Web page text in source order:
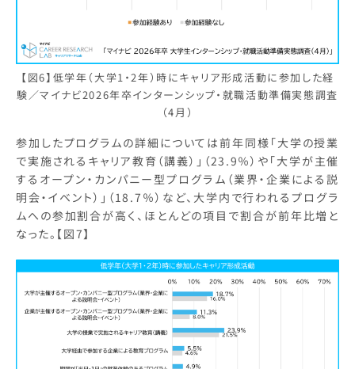
【図6】低学年（大学1・2年）時にキャリア形成活動に参加した経
験／マイナビ2026年卒インターンシップ・就職活動準備実態調査
（4月）
参加したプログラムの詳細については前年同様「大学の授業
で実施されるキャリア教育（講義）」（23.9％）や「大学が主催
するオープン・カンパニー型プログラム（業界・企業による説
明会・イベント）」（18.7％）など、大学内で行われるプログラ
ムへの参加割合が高く、ほとんどの項目で割合が前年比増と
なった。【図7】